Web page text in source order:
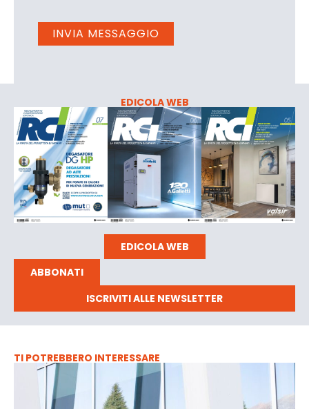
EDICOLA WEB
EDICOLA WEB
ABBONATI
ISCRIVITI ALLE NEWSLETTER
TI POTREBBERO INTERESSARE